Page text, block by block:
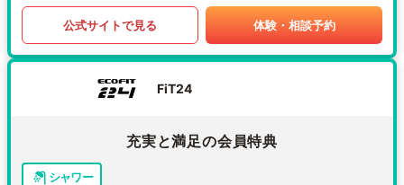
公式サイトで見る 体験・相談予約
FiT24
充実と満足の会員特典
シャワー